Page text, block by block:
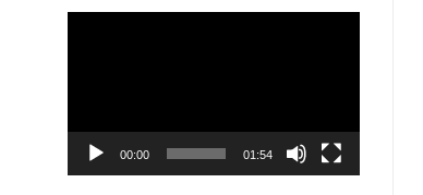
00:00 01:54